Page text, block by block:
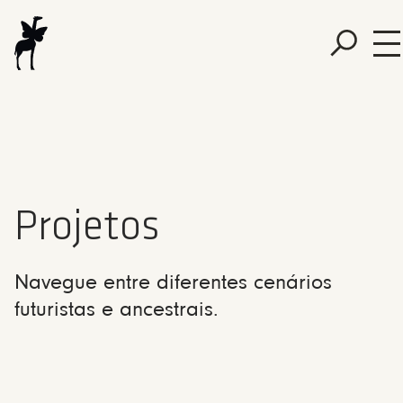
Projetos
Navegue entre diferentes cenários
futuristas e ancestrais.